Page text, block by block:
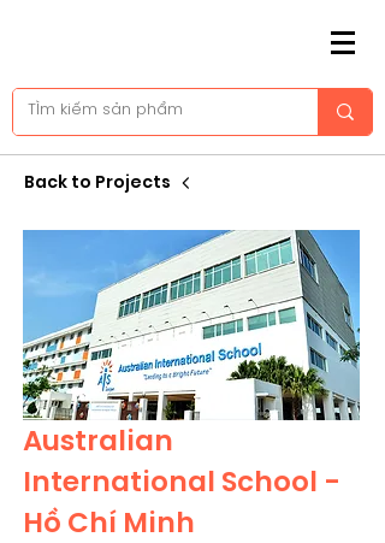
Back to Projects
Australian
International School -
Hồ Chí Minh